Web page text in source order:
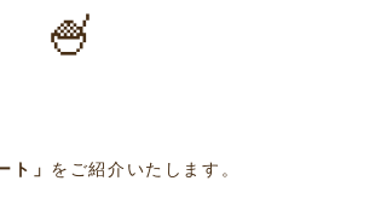
🍧
ト」 をご紹介いたします。